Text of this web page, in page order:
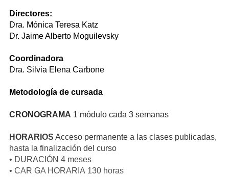
Directores:
Dra. Mónica Teresa Katz
Dr. Jaime Alberto Moguilevsky
Coordinadora
Dra. Silvia Elena Carbone
Metodología de cursada
CRONOGRAMA 1 módulo cada 3 semanas
HORARIOS Acceso permanente a las clases publicadas,
hasta la finalización del curso
• DURACIÓN 4 meses
• CAR GA HORARIA 130 horas